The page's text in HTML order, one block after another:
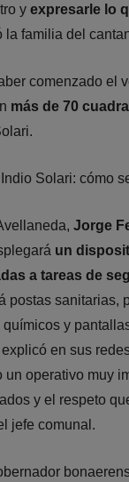
y expresarle lo
la familia del
comenzado el
más de 70
Solari: cómo
Jorge
un
a tareas de
postas sanitarias,
y
en sus
un operativo muy
y el respeto
jefe comunal.